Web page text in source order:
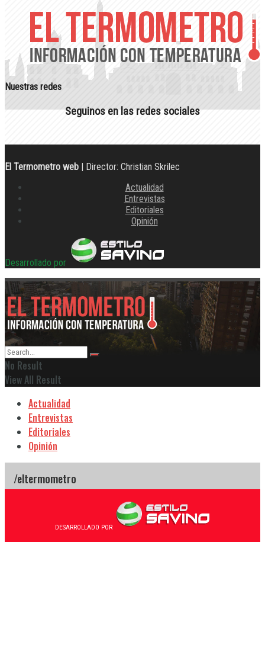
Nuestras redes
Seguinos en las redes sociales
El Termometro web | Director: Christian Skrilec
Actualidad
Entrevistas
Editoriales
Opinión
Desarrollado por
No Result
View All Result
Actualidad
Entrevistas
Editoriales
Opinión
DESARROLLADO POR